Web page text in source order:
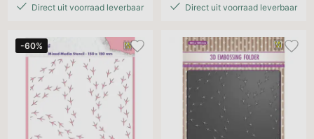
Direct uit voorraad leverbaar Direct uit voorraad leverbaar
-60%